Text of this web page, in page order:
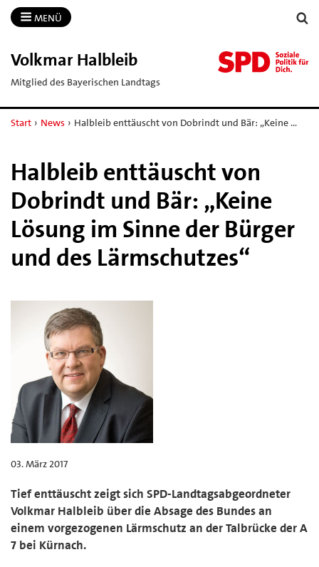
MENÜ
Volkmar Halbleib
Mitglied des Bayerischen Landtags
Start › News › Halbleib enttäuscht von Dobrindt und Bär: „Keine …
Halbleib enttäuscht von
Dobrindt und Bär: „Keine
Lösung im Sinne der Bürger
und des Lärmschutzes“
03. März 2017
Tief enttäuscht zeigt sich SPD-Landtagsabgeordneter
Volkmar Halbleib über die Absage des Bundes an
einem vorgezogenen Lärmschutz an der Talbrücke der A
7 bei Kürnach.